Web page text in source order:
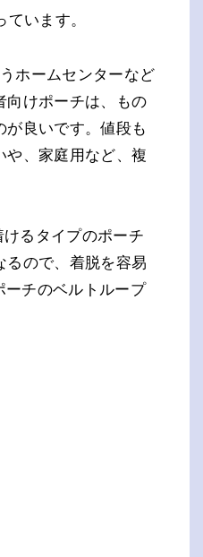
います。
ホームセンターなど
向けポーチは、もの
良いです。値段も
や、家庭用など、複
るタイプのポーチ
るので、着脱を容易
チのベルトループ